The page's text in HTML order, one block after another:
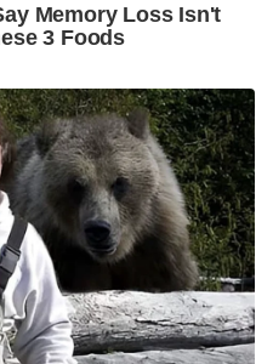
Memory Loss Isn't
3 Foods